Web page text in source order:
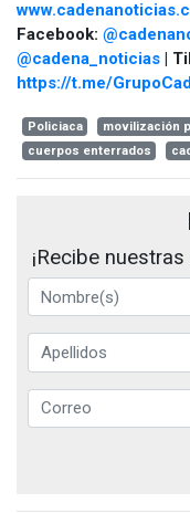
Facebook:
@cadena_noticias |
https://t.me/
Policiaca movilización
cuerpos enterrados
¡Recibe